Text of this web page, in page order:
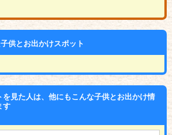
供とお出かけスポット
を見た人は、他にもこんな子供とお出かけ情
す